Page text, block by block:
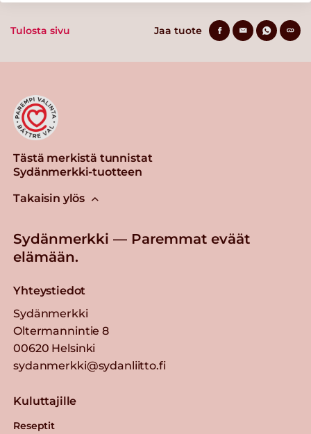
Tulosta sivu Jaa tuote
Tästä merkistä tunnistat
Sydänmerkki-tuotteen
Takaisin ylös
Sydänmerkki — Paremmat eväät
elämään.
Yhteystiedot
Sydänmerkki
Oltermannintie 8
00620 Helsinki
sydanmerkki@sydanliitto.fi
Kuluttajille
Reseptit